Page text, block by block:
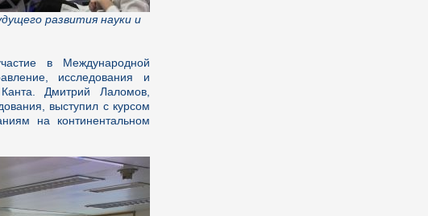
развития науки и
в Международной
исследования и
Дмитрий Лаломов,
выступил с курсом
на континентальном